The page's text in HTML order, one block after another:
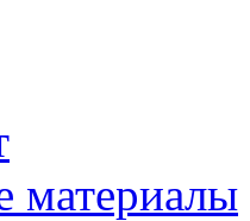
материалы